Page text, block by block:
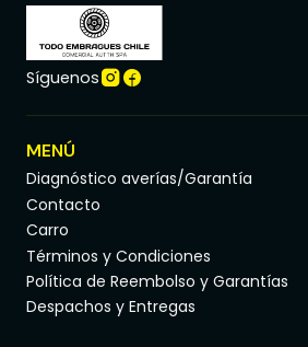
Síguenos
MENÚ
Diagnóstico averías/Garantía
Contacto
Carro
Términos y Condiciones
Política de Reembolso y Garantías
Despachos y Entregas